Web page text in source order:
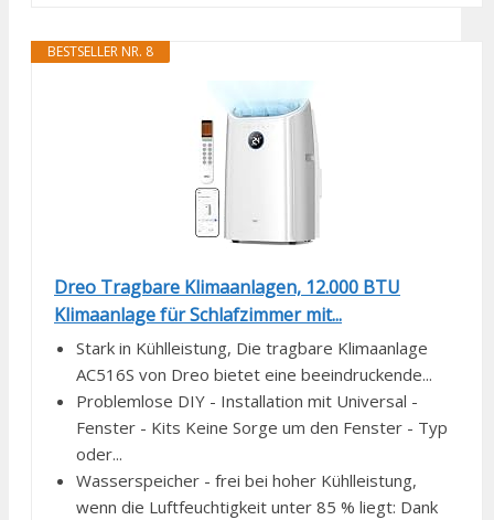
BESTSELLER NR. 8
Dreo Tragbare Klimaanlagen, 12.000 BTU
Klimaanlage für Schlafzimmer mit...
Stark in Kühlleistung, Die tragbare Klimaanlage
AC516S von Dreo bietet eine beeindruckende...
Problemlose DIY - Installation mit Universal -
Fenster - Kits Keine Sorge um den Fenster - Typ
oder...
Wasserspeicher - frei bei hoher Kühlleistung,
wenn die Luftfeuchtigkeit unter 85 % liegt: Dank